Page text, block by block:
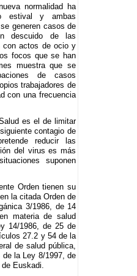
normalidad ha
estival y ambas
generen casos de
descuido de las
con actos de ocio y
focos que se han
muestra que se
de casos
trabajadores de
con una frecuencia
es el de limitar
contagio de
reducir las
del virus es más
suponen
Orden tienen su
la citada Orden de
3/1986, de 14
materia de salud
14/1986, de 25 de
27.2 y 54 de la
de salud pública,
la Ley 8/1997, de
Euskadi.